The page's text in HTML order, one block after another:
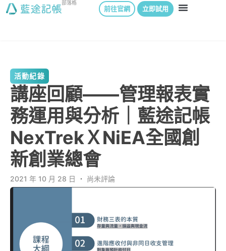
部落格
前往官網 立即試用
活動紀錄
講座回顧——管理報表實
務運用與分析｜藍途記帳
NexTrekＸNiEA全國創
新創業總會
2021 年 10 月 28 日 ． 尚未評論